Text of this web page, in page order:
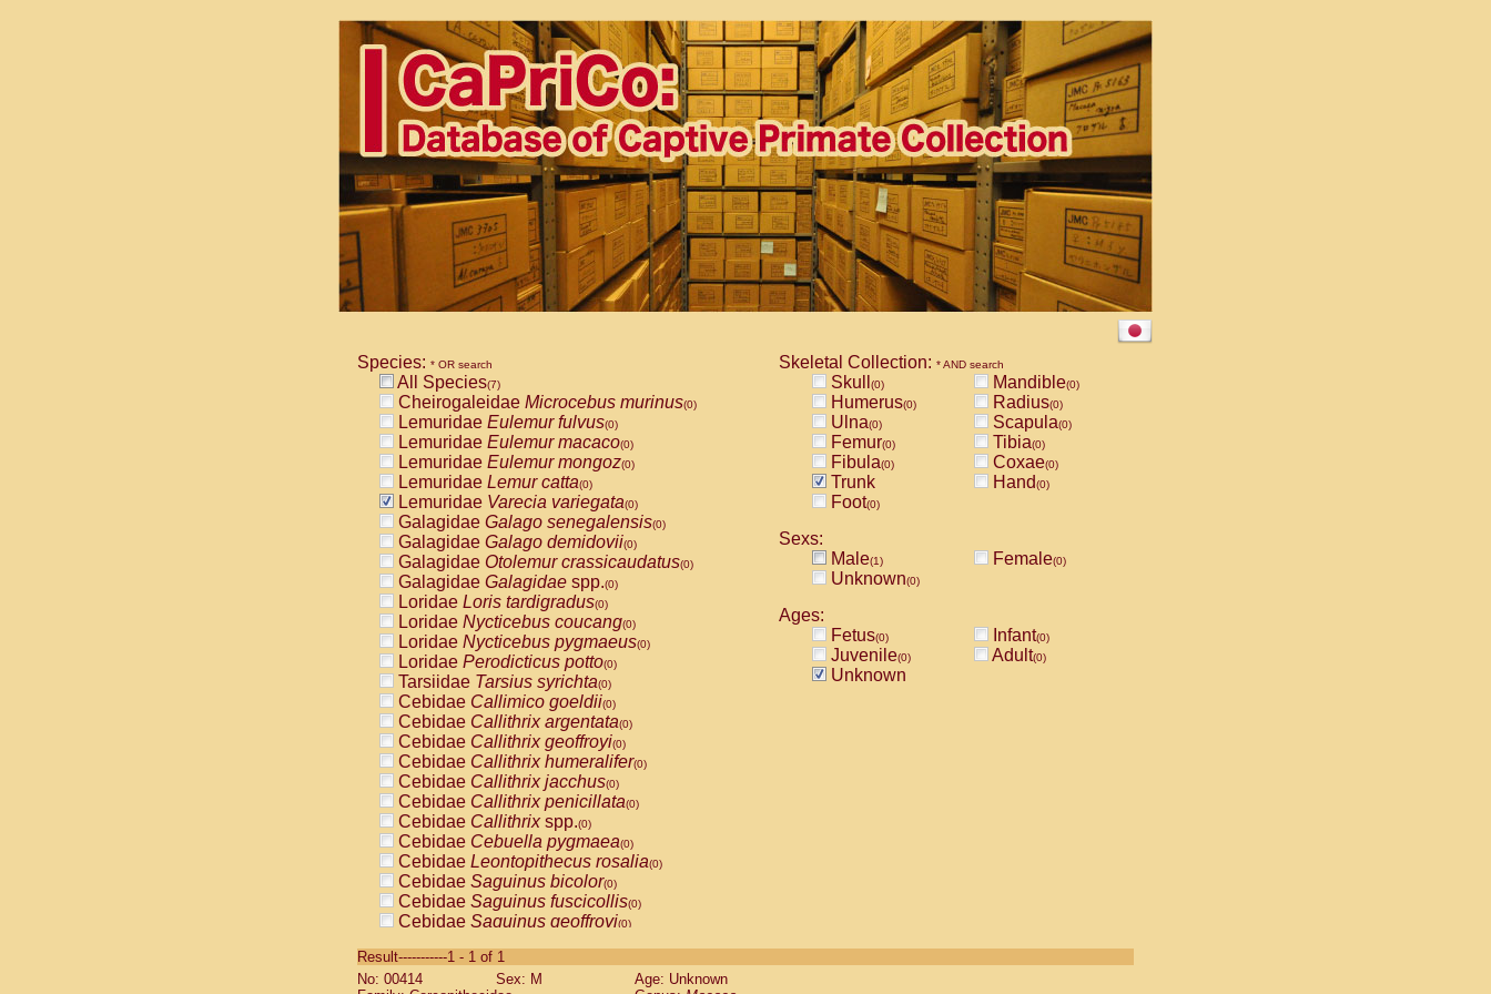
Species: * OR search
All Species(7)
Cheirogaleidae Microcebus murinus(0)
Lemuridae Eulemur fulvus(0)
Lemuridae Eulemur macaco(0)
Lemuridae Eulemur mongoz(0)
Lemuridae Lemur catta(0)
Lemuridae Varecia variegata(0)
Galagidae Galago senegalensis(0)
Galagidae Galago demidovii(0)
Galagidae Otolemur crassicaudatus(0)
Galagidae Galagidae spp.(0)
Loridae Loris tardigradus(0)
Loridae Nycticebus coucang(0)
Loridae Nycticebus pygmaeus(0)
Loridae Perodicticus potto(0)
Tarsiidae Tarsius syrichta(0)
Cebidae Callimico goeldii(0)
Cebidae Callithrix argentata(0)
Cebidae Callithrix geoffroyi(0)
Cebidae Callithrix humeralifer(0)
Cebidae Callithrix jacchus(0)
Cebidae Callithrix penicillata(0)
Cebidae Callithrixspp.(0)
Cebidae Cebuella pygmaea(0)
Cebidae Leontopithecus rosalia(0)
Cebidae Saguinus bicolor(0)
Cebidae Saguinus fuscicollis(0)
Cebidae Saguinus geoffroyi(0)
CebidaeSaguinus labiatus(0)
Cebidae Saguinus leucopus (0)
Skeletal Collection: * AND search
Skull (0) Mandible(0)
Humerus(0) Radius(0)
Ulna(0) Scapula(0)
Femur(0) Tibia(0)
Fibula(0) Coxae(0)
Trunk Hand(0)
Foot(0)
Sexs:
Male(1) Female(0)
Unknown(0)
Ages:
Fetus(0) Infant(0)
Juvenile(0) Adult(0)
Unknown
Result-----------1 - 1 of 1
No: 00414
Sex: M
Age: Unknown